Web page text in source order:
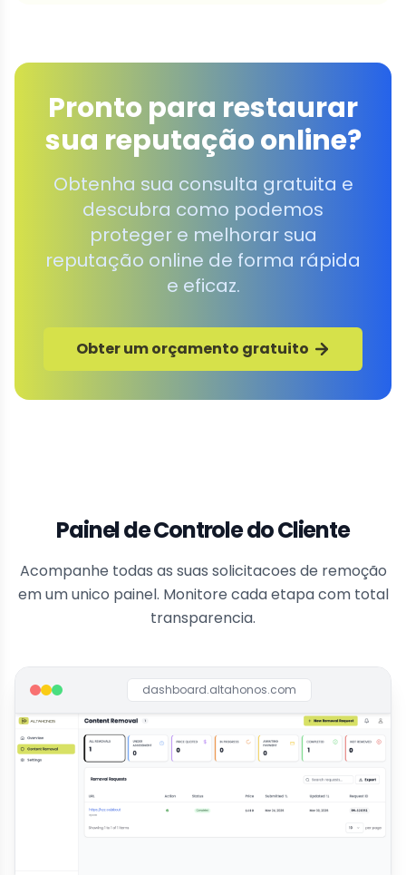
Pronto para restaurar
sua reputação online?
Obtenha sua consulta gratuita e
descubra como podemos
proteger e melhorar sua
reputação online de forma rápida
e eficaz.
Obter um orçamento gratuito
Painel de Controle do Cliente
Acompanhe todas as suas solicitacoes de remoção
em um unico painel. Monitore cada etapa com total
transparencia.
dashboard.altahonos.com